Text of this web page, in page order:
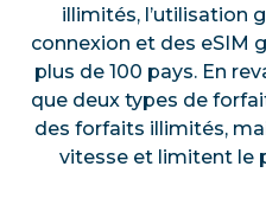
illimités, l’utilisation
connexion et des eSIM
plus de 100 pays. En
que deux types de
des forfaits illimités,
vitesse et limitent le